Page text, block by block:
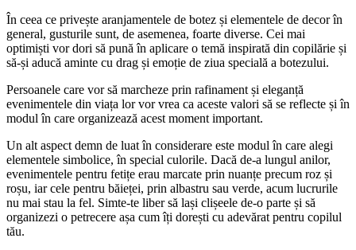
În ceea ce privește aranjamentele de botez și elementele de decor în
general, gusturile sunt, de asemenea, foarte diverse. Cei mai
optimiști vor dori să pună în aplicare o temă inspirată din copilărie și
să-și aducă aminte cu drag și emoție de ziua specială a botezului.
Persoanele care vor să marcheze prin rafinament și eleganță
evenimentele din viața lor vor vrea ca aceste valori să se reflecte și în
modul în care organizează acest moment important.
Un alt aspect demn de luat în considerare este modul în care alegi
elementele simbolice, în special culorile. Dacă de-a lungul anilor,
evenimentele pentru fetițe erau marcate prin nuanțe precum roz și
roșu, iar cele pentru băieței, prin albastru sau verde, acum lucrurile
nu mai stau la fel. Simte-te liber să lași clișeele de-o parte și să
organizezi o petrecere așa cum îți dorești cu adevărat pentru copilul
tău.